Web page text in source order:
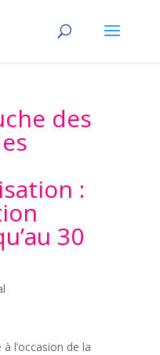
des
:
30
l’occasion de la